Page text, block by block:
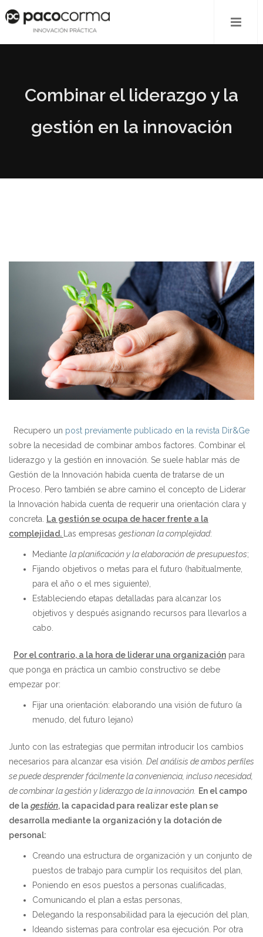
Combinar el liderazgo y la
gestión en la innovación
Recupero un post previamente publicado en la revista Dir&Ge
sobre la necesidad de combinar ambos factores. Combinar el
liderazgo y la gestión en innovación. Se suele hablar más de
Gestión de la Innovación habida cuenta de tratarse de un
Proceso. Pero también se abre camino el concepto de Liderar
la Innovación habida cuenta de requerir una orientación clara y
concreta.
La gestión se ocupa de hacer frente a la
complejidad.
Las empresas gestionan la complejidad:
Mediante la planificación y la elaboración de presupuestos;
Fijando objetivos o metas para el futuro (habitualmente,
para el año o el mes siguiente),
Estableciendo etapas detalladas para alcanzar los
objetivos y después asignando recursos para llevarlos a
cabo.
Por el contrario, a la hora de liderar una organización para
que ponga en práctica un cambio constructivo se debe
empezar por:
Fijar una orientación: elaborando una visión de futuro (a
menudo, del futuro lejano)
Junto con las estrategias que permitan introducir los cambios
necesarios para alcanzar esa visión. Del análisis de ambos perfiles
se puede desprender fácilmente la conveniencia, incluso necesidad,
de combinar la gestión y liderazgo de la innovación.
En el campo
de la gestión, la capacidad para realizar este plan se
desarrolla mediante la organización y la dotación de
personal:
Creando una estructura de organización y un conjunto de
puestos de trabajo para cumplir los requisitos del plan,
Poniendo en esos puestos a personas cualificadas,
Comunicando el plan a estas personas,
Delegando la responsabilidad para la ejecución del plan,
Ideando sistemas para controlar esa ejecución. Por otra